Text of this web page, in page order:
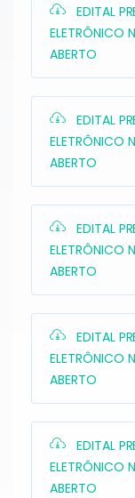
EDITAL
ELETRÔNICO
ABERTO
EDITAL
ELETRÔNICO
ABERTO
EDITAL
ELETRÔNICO
ABERTO
EDITAL
ELETRÔNICO
ABERTO
EDITAL
ELETRÔNICO
ABERTO